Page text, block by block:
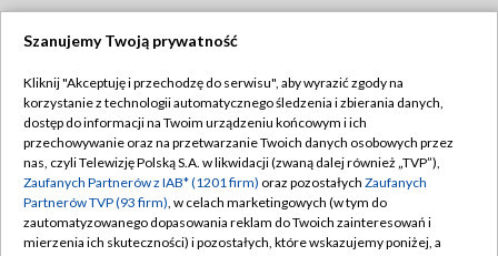
TVP
Abonament TVP
Emisja w TVP
Centrum informacji TVP
Naziemna Telewizja Cyfrowa
Regulamin TVP
Polityka prywatności
Moje zgody
Szanujemy Twoją prywatność
Kliknij "Akceptuję i przechodzę do serwisu", aby wyrazić zgody na
korzystanie z technologii automatycznego śledzenia i zbierania danych,
dostęp do informacji na Twoim urządzeniu końcowym i ich
przechowywanie oraz na przetwarzanie Twoich danych osobowych przez
nas, czyli Telewizję Polską S.A. w likwidacji (zwaną dalej również „TVP”),
Zaufanych Partnerów z IAB* (1201 firm) oraz pozostałych Zaufanych
Partnerów TVP (93 firm), w celach marketingowych (w tym do
zautomatyzowanego dopasowania reklam do Twoich zainteresowań i
mierzenia ich skuteczności) i pozostałych, które wskazujemy poniżej, a